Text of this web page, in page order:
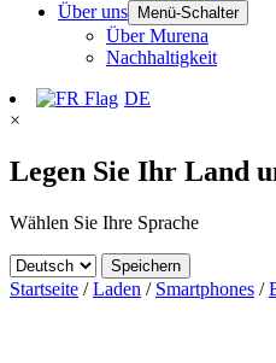
Über uns
Menü-Schalter
Über Murena
Nachhaltigkeit
DE
×
Legen Sie Ihr Land
Wählen Sie Ihre Sprache
Speichern
Startseite /Laden / Smartphones /